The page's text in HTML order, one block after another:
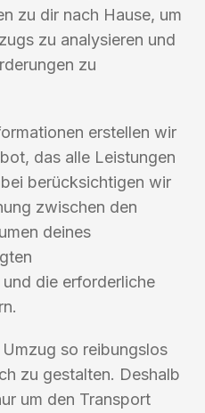
zu dir nach Hause, um
zu analysieren und
zu
erstellen wir
das alle Leistungen
berücksichtigen wir
zwischen den
deines
die erforderliche
so reibungslos
zu gestalten. Deshalb
um den Transport